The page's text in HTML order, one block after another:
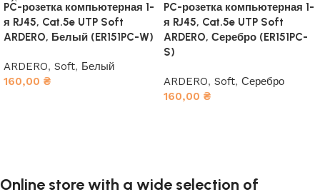
PC-розетка компьютерная 1-
я RJ45, Cat.5e UTP Soft
ARDERO, Белый (ER151PC-W)
ARDERO, Soft, Белый
160,00 ₴
PC-розетка компьютерная 1-
я RJ45, Cat.5e UTP Soft
ARDERO, Серебро (ER151PC-
S)
ARDERO, Soft, Серебро
160,00 ₴
Online store with a wide selection of